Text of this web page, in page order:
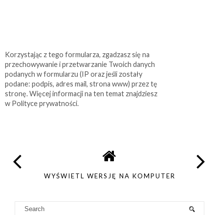
Korzystając z tego formularza, zgadzasz się na
przechowywanie i przetwarzanie Twoich danych
podanych w formularzu (IP oraz jeśli zostały
podane: podpis, adres mail, strona www) przez tę
stronę. Więcej informacji na ten temat znajdziesz
w Polityce prywatności.
WYŚWIETL WERSJĘ NA KOMPUTER